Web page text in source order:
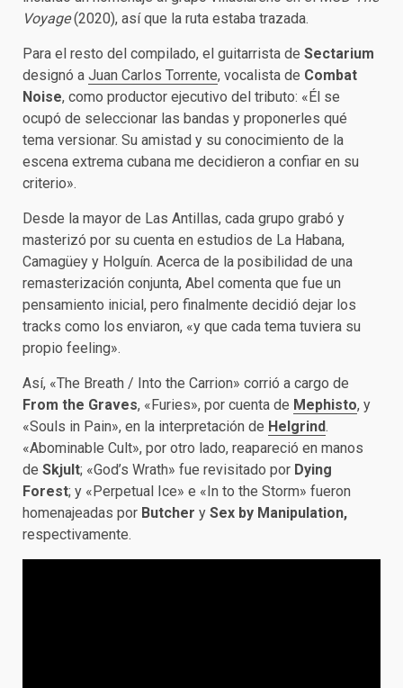
Voyage(2020), así que la ruta estaba trazada.
Para el resto del compilado, el guitarrista de Sectarium
designó a Juan Carlos Torrente, vocalista de Combat
Noise, como productor ejecutivo del tributo: «Él se
ocupó de seleccionar las bandas y proponerles qué
tema versionar. Su amistad y su conocimiento de la
escena extrema cubana me decidieron a confiar en su
criterio».
Desde la mayor de Las Antillas, cada grupo grabó y
masterizó por su cuenta en estudios de La Habana,
Camagüey y Holguín. Acerca de la posibilidad de una
remasterización conjunta, Abel comenta que fue un
pensamiento inicial, pero finalmente decidió dejar los
tracks como los enviaron, «y que cada tema tuviera su
propio feeling».
Así, «The Breath / Into the Carrion» corrió a cargo de
From the Graves, «Furies», por cuenta de Mephisto, y
«Souls in Pain», en la interpretación de Helgrind.
«Abominable Cult», por otro lado, reapareció en manos
de Skjult; «God’s Wrath» fue revisitado por Dying
Forest; y «Perpetual Ice» e «In to the Storm» fueron
homenajeadas por Butcher y Sex by Manipulation,
respectivamente.